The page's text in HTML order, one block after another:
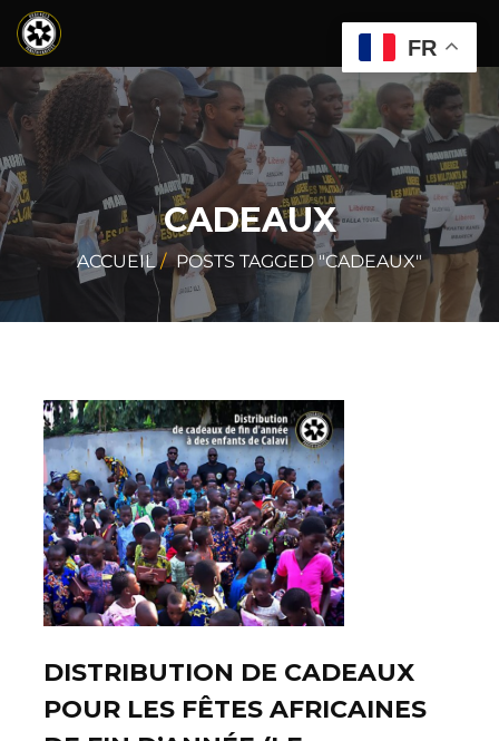
CADEAUX
ACCUEIL POSTS TAGGED "CADEAUX"
DISTRIBUTION DE CADEAUX
POUR LES FÊTES AFRICAINES
FR